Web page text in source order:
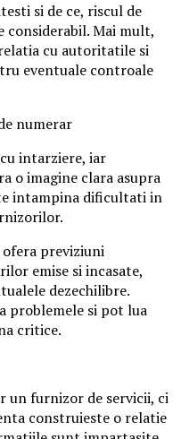
si de ce, riscul de
considerabil. Mai mult,
cu autoritatile si
eventuale controale
numerar
intarziere, iar
o imagine clara asupra
intampina dificultati in
previziuni
emise si incasate,
dezechilibre.
problemele si pot lua
critice.
un furnizor de servicii, ci
construieste o relatie